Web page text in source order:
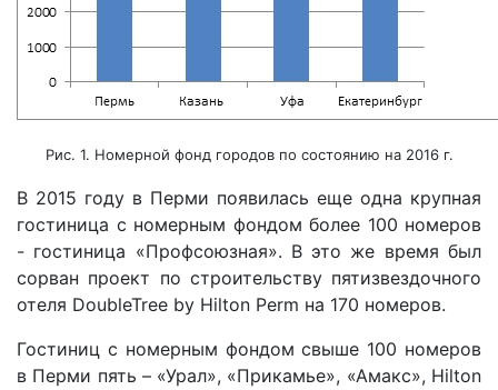
Рис. 1. Номерной фонд городов по состоянию на 2016 г.
В 2015 году в Перми появилась еще одна крупная
гостиница с номерным фондом более 100 номеров
- гостиница «Профсоюзная». В это же время был
сорван проект по строительству пятизвездочного
отеля DoubleTree by Hilton Perm на 170 номеров.
Гостиниц с номерным фондом свыше 100 номеров
в Перми пять – «Урал», «Прикамье», «Амакс», Hilton